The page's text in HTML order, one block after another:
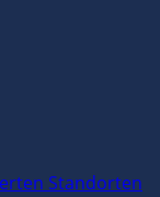
Standorten